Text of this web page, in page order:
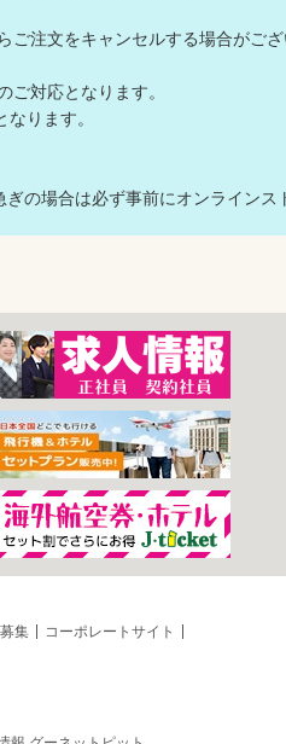
注文をキャンセルする場合がござ
対応となります。
なります。
場合は必ず事前にオンラインス
集 コーポレートサイト